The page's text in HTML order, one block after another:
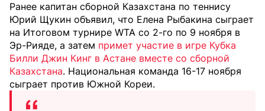
Ранее капитан сборной Казахстана по теннису
Юрий Щукин объявил, что Елена Рыбакина сыграет
на Итоговом турнире WTA со 2-го по 9 ноября в
Эр-Рияде, а затем примет участие в игре Кубка
Билли Джин Кинг в Астане вместе со сборной
Казахстана. Национальная команда 16-17 ноября
сыграет против Южной Кореи.